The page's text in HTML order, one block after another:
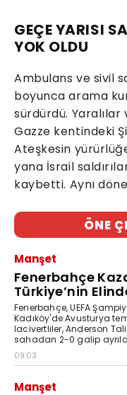
GEÇE YARISI
YOK OLDU
Ambulans ve sivil
boyunca arama
sürdürdü.
Gazze kentindeki
Ateşkesin
yana İsrail
kaybetti. Aynı
ÖNE
Manşet
Fenerbahçe
Türkiye’nin
Fenerbahçe, UEFA
Kadıköy'de Avusturya
lacivertliler, Anderson
sahadan 2-0 galip
09:03
Manşet